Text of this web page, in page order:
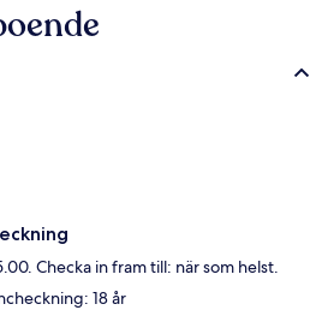
Checka in fram till: när som helst.
18 år